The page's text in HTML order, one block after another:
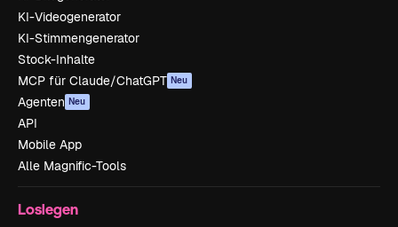
KI-Videogenerator
KI-Stimmengenerator
Stock-Inhalte
MCP für Claude/ChatGPT Neu
Agenten Neu
API
Mobile App
Alle Magnific-Tools
Loslegen